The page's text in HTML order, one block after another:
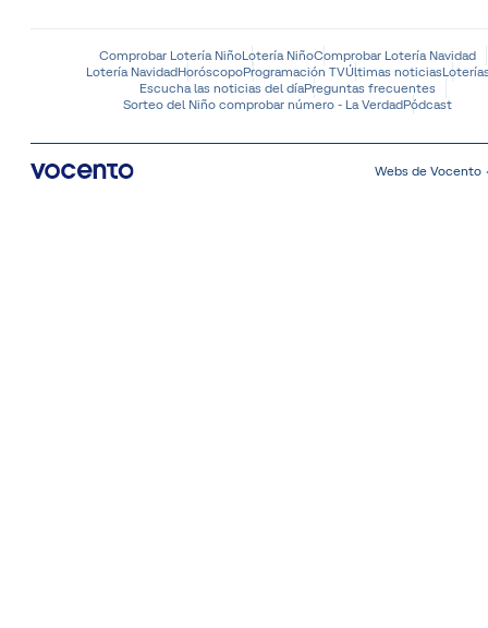
Comprobar Lotería NiñoLotería NiñoComprobar Lotería Navidad
Lotería NavidadHoróscopoProgramación TVÚltimas noticias
Escucha las noticias del díaPreguntas frecuentes
Sorteo del Niño comprobar número - La VerdadPódcast
Webs de Vocento